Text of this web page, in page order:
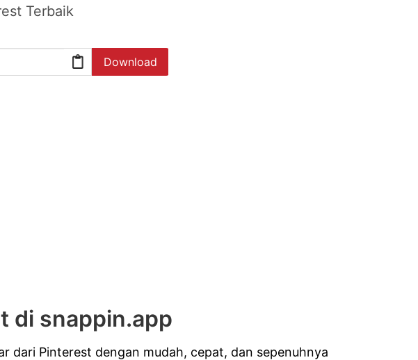
Terbaik
Download
di snappin.app
dari Pinterest dengan mudah, cepat, dan sepenuhnya